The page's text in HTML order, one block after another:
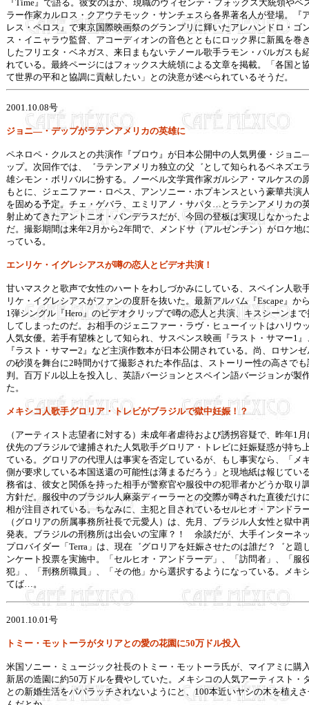
『Time』で語る。彼女のほか、現職のヴィセンテ・フォックス大統領やベ
ラー作家カルロス・クアウテモック・サンチェスら各界著名人が登場。『
レス・ペロス』で東京国際映画祭のグランプリに輝いたアレハンドロ・ゴ
ス・イニャラウ監督、アコーディオンの音色とともにロック界に新風を巻
したフリエタ・ベネガス、来日まもないテノール歌手ラモン・バルガスも
れている。最終ページにはフォックス大統領による文章を掲載。「各国と
て世界の平和と協調に貢献したい」との決意が述べられているそうだ。
2001.10.08号
ジョニ―・デップがラテンアメリカの英雄に
ペネロペ・クルスとの共演作『ブロウ』が日本公開中の人気男優・ジョニ
ップ。次回作では、゛ラテンアメリカ独立の父゛として知られるベネズエ
雄シモン・ボリバルに扮する。ノーベル文学賞作家ガルシア・マルケスの
もとに、ジェニファー・ロペス、アンソニー・ホプキンスという豪華共演
を固める予定。チェ・ゲバラ、エミリアノ・サパタ…とラテンアメリカの
射止めてきたアントニオ・バンデラスだが、今回の登板は実現しなかった
だ。撮影期間は来年2月から2年間で、メンドサ（アルゼンチン）がロケ地
っている。
エンリケ・イグレシアスが噂の恋人とビデオ共演！
甘いマスクと歌声で女性のハートをわしづかみにしている、スペイン人歌
リケ・イグレシアスがファンの度肝を抜いた。最新アルバム『Escape』か
1弾シングル『Hero』のビデオクリップで噂の恋人と共演、キスシーンまで
してしまったのだ。お相手のジェニファー・ラヴ・ヒューイットはハリウ
人気女優。若手有望株として知られ、サスペンス映画『ラスト・サマー1』
『ラスト・サマー2』など主演作数本が日本公開されている。尚、ロサン
の砂漠を舞台に2時間かけて撮影された本作品は、ストーリー性の高さでも
判。百万ドル以上を投入し、英語バージョンとスペイン語バージョンが製
た。
メキシコ人歌手グロリア・トレビがブラジルで獄中妊娠！？
（アーティスト志望者に対する）未成年者虐待および誘拐容疑で、昨年1
伏先のブラジルで逮捕された人気歌手グロリア・トレビに妊娠疑惑が持ち
ている。グロリアの代理人は事実を否定しているが、もし事実なら、「メ
側が要求している本国送還の可能性は薄まるだろう」と現地紙は報じてい
務省は、彼女と関係を持った相手が警察官や服役中の犯罪者かどうか取り
方針だ。服役中のブラジル人麻薬ディーラーとの交際が噂された直後だけ
相が注目されている。ちなみに、主犯と目されているセルヒオ・アンドラ
（グロリアの所属事務所社長で元愛人）は、先月、ブラジル人女性と獄中
発表。ブラジルの刑務所は出会いの宝庫？！ 余談だが、大手インターネ
プロバイダー「Terra」は、現在゛グロリアを妊娠させたのは誰だ？゛と題
ンケート投票を実施中。「セルヒオ・アンドラーデ」、「訪問者」、「服
犯」、「刑務所職員」、「その他」から選択するようになっている。メキ
てば…。
2001.10.01号
トミー・モットーラがタリアとの愛の花園に50万ドル投入
米国ソニー・ミュージック社長のトミー・モットーラ氏が、マイアミに購
新居の造園に約50万ドルを費やしていた。メキシコの人気アーティスト・
との新婚生活をパパラッチされないようにと、100本近いヤシの木を植え